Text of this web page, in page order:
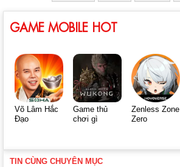
GAME MOBILE HOT
Võ Lâm Hắc
Đạo
Game thủ
chơi gì
Zenless Zone
Zero
TIN CÙNG CHUYÊN MỤC